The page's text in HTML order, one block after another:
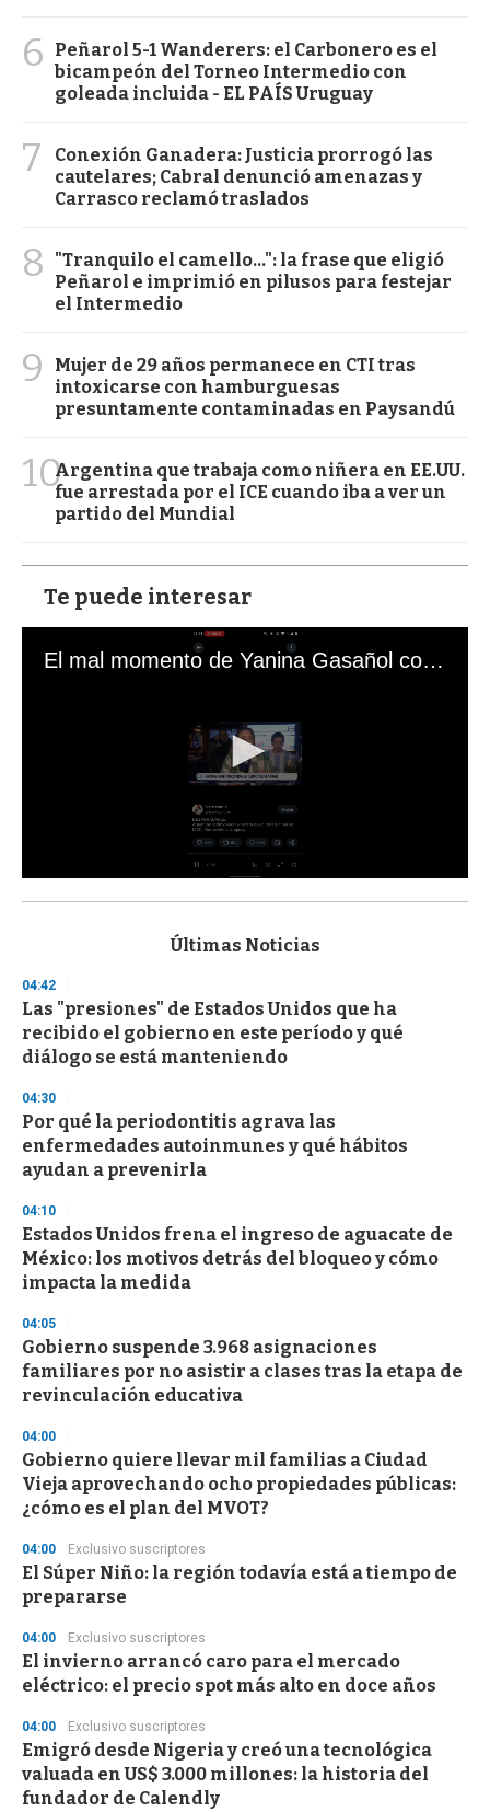
6
Peñarol 5-1 Wanderers: el Carbonero es el
bicampeón del Torneo Intermedio con
goleada incluida - EL PAÍS Uruguay
7
Conexión Ganadera: Justicia prorrogó las
cautelares; Cabral denunció amenazas y
Carrasco reclamó traslados
8
"Tranquilo el camello...": la frase que eligió
Peñarol e imprimió en pilusos para festejar
el Intermedio
9
Mujer de 29 años permanece en CTI tras
intoxicarse con hamburguesas
presuntamente contaminadas en Paysandú
10Argentina que trabaja como niñera en EE.UU.
fue arrestada por el ICE cuando iba a ver un
partido del Mundial
Te puede interesar
El mal momento de Yanina Gasañol con un hincha argentino en "Subrayado"
s
d
s
o
f
3
s
e
c
o
n
Últimas Noticias
04:42
Las "presiones" de Estados Unidos que ha
recibido el gobierno en este período y qué
diálogo se está manteniendo
04:30
Por qué la periodontitis agrava las
enfermedades autoinmunes y qué hábitos
ayudan a prevenirla
04:10
Estados Unidos frena el ingreso de aguacate de
México: los motivos detrás del bloqueo y cómo
impacta la medida
04:05
Gobierno suspende 3.968 asignaciones
familiares por no asistir a clases tras la etapa de
revinculación educativa
04:00
Gobierno quiere llevar mil familias a Ciudad
Vieja aprovechando ocho propiedades públicas:
¿cómo es el plan del MVOT?
04:00 Exclusivo suscriptores
El Súper Niño: la región todavía está a tiempo de
prepararse
04:00 Exclusivo suscriptores
El invierno arrancó caro para el mercado
eléctrico: el precio spot más alto en doce años
04:00 Exclusivo suscriptores
Emigró desde Nigeria y creó una tecnológica
valuada en US$ 3.000 millones: la historia del
fundador de Calendly